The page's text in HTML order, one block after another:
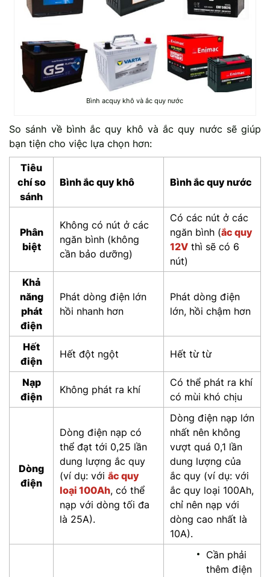
Bình acquy khô và ắc quy nước
So sánh về bình ắc quy khô và ắc quy nước sẽ giúp
bạn tiện cho việc lựa chọn hơn:
Tiêu
chí so
sánh
Bình ắc quy khô Bình ắc quy nước
Phân
biệt
Không có nút ở các
ngăn bình (không
cần bảo dưỡng)
Có các nút ở các
ngăn bình (ắc quy
12V thì sẽ có 6
nút)
Khả
năng
phát
điện
Phát dòng điện lớn
hồi nhanh hơn
Phát dòng điện
lớn, hồi chậm hơn
Hết
điện
Hết đột ngột Hết từ từ
Nạp
điện
Không phát ra khí
Có thể phát ra khí
có mùi khó chịu
Dòng
điện
Dòng điện nạp có
thể đạt tới 0,25 lần
dung lượng ắc quy
(ví dụ: với ắc quy
loại 100Ah, có thể
nạp với dòng tối đa
là 25A).
Dòng điện nạp lớn
nhất nên không
vượt quá 0,1 lần
dung lượng của
ắc quy (ví dụ: với
ắc quy loại 100Ah,
chỉ nên nạp với
dòng cao nhất là
10A).
Cần phải
thêm điện